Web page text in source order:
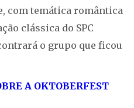
com temática romântica
clássica do SPC
o grupo que ficou
A OKTOBERFEST